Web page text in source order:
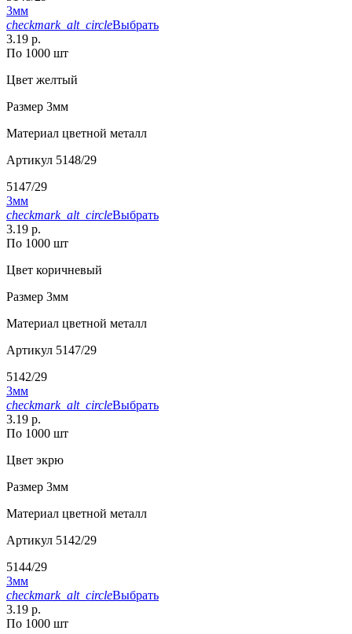
3мм
checkmark_alt_circleВыбрать
3.19 р.
По 1000 шт
Цвет желтый
Размер 3мм
Материал цветной металл
Артикул 5148/29
5147/29
3мм
checkmark_alt_circleВыбрать
3.19 р.
По 1000 шт
Цвет коричневый
Размер 3мм
Материал цветной металл
Артикул 5147/29
5142/29
3мм
checkmark_alt_circleВыбрать
3.19 р.
По 1000 шт
Цвет экрю
Размер 3мм
Материал цветной металл
Артикул 5142/29
5144/29
3мм
checkmark_alt_circleВыбрать
3.19 р.
По 1000 шт